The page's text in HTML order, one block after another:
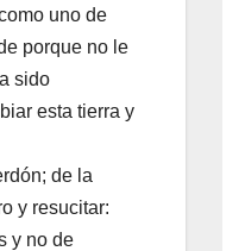
uno de
porque no le
sido
esta tierra y
de la
y resucitar:
y no de